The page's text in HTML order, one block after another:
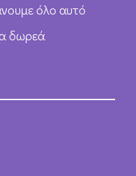
όλο αυτό
δωρεά